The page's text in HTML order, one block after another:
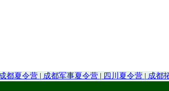
成都夏令营 | 成都军事夏令营 | 四川夏令营 | 成都